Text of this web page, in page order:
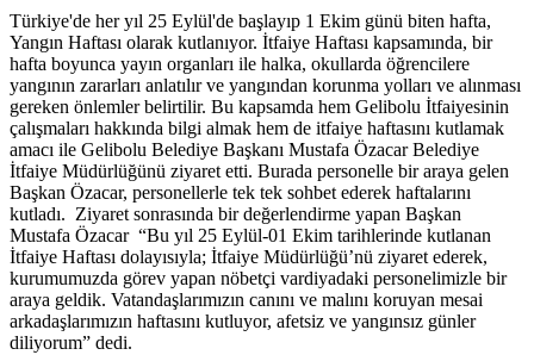
Türkiye'de her yıl 25 Eylül'de başlayıp 1 Ekim günü biten hafta,
Yangın Haftası olarak kutlanıyor. İtfaiye Haftası kapsamında, bir
hafta boyunca yayın organları ile halka, okullarda öğrencilere
yangının zararları anlatılır ve yangından korunma yolları ve alınması
gereken önlemler belirtilir. Bu kapsamda hem Gelibolu İtfaiyesinin
çalışmaları hakkında bilgi almak hem de itfaiye haftasını kutlamak
amacı ile Gelibolu Belediye Başkanı Mustafa Özacar Belediye
İtfaiye Müdürlüğünü ziyaret etti. Burada personelle bir araya gelen
Başkan Özacar, personellerle tek tek sohbet ederek haftalarını
kutladı. Ziyaret sonrasında bir değerlendirme yapan Başkan
Mustafa Özacar “Bu yıl 25 Eylül-01 Ekim tarihlerinde kutlanan
İtfaiye Haftası dolayısıyla; İtfaiye Müdürlüğü’nü ziyaret ederek,
kurumumuzda görev yapan nöbetçi vardiyadaki personelimizle bir
araya geldik. Vatandaşlarımızın canını ve malını koruyan mesai
arkadaşlarımızın haftasını kutluyor, afetsiz ve yangınsız günler
diliyorum” dedi.